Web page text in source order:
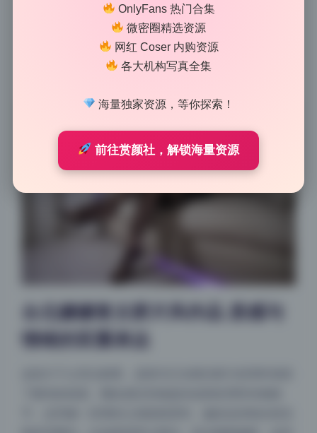
集，台北娜娜在这套作品里把胶片的温度感和空气感玩
得很透，每一帧都像从老相册里翻出来的记忆片段，带
着点慵懒的怀旧情绪。748GB的容量听起来吓人，但拆
开看你会发现每张图都是精心处理过的，没有一张是凑
台北娜娜复古胶片风作品 质感与
情绪的双重表达
OnlyFans 热门合集
微密圈精选资源
网红 Coser 内购资源
各大机构写真全集
海量独家资源，等你探索！
前往赏颜社，解锁海量资源